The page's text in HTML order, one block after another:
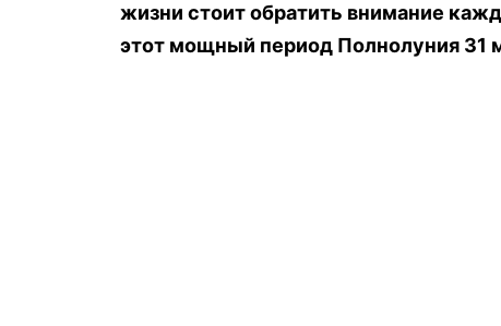
жизни стоит обратить внимание
этот мощный период Полнолуния 31